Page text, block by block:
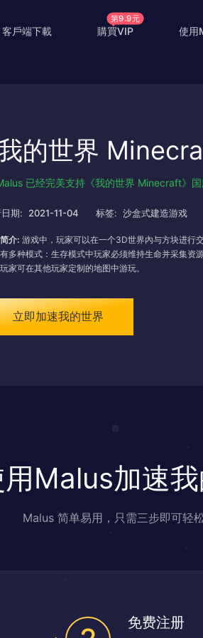
客戶端下載 購買VIP
第9.9元
使用
教育优
高级定
使用帮助
的世界
已经完美支持《我的世界 Minecraft》
期: 2021-11-04 标签: 沙盒式建造游戏
介: 游戏中，玩家可以在一个3D世界內与方块进行
多种模式：生存模式中玩家必须维持生命并采集资
家可在其他玩家定制的地图中游玩。
立即加速我的世界
Malus加速
Malus 简单易用，只需三步即可轻
免费注册